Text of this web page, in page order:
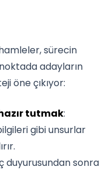
sürecin
adayların
öne çıkıyor:
tutmak:
gibi unsurlar
duyurusundan sonra